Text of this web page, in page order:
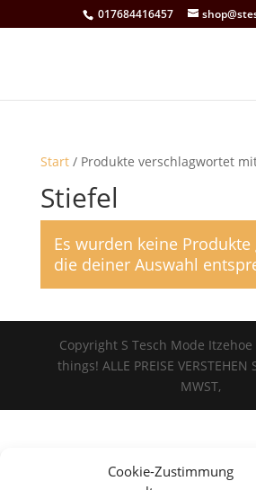
Cookie-Zustimmung
017684416457
Start/ Produkte verschlagwortet mit
Stiefel
Es wurden keine Produkte
die deiner Auswahl
Copyright S Tesch Mode
things! ALLE PREISE VERSTEHEN
MWST,
Alle Preise inkl. der